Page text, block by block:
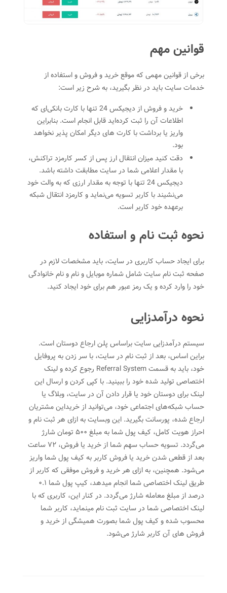
قوانین مهم
برخی از قوانین مهمی که موقع خرید و فروش و استفاده از
خدمات سایت باید در نظر بگیرید، به شرح زیر است:
خرید و فروش از دیجیکس 24 تنها با کارت بانکی‌ای که
اطلاعات آن را ثبت کرده‌اید قابل انجام است. بنابراین
واریز یا برداشت با کارت های دیگر امکان پذیر نخواهد
بود.
دقت کنید میزان انتقال ارز پس از کسر کارمزد تراکنش،
با مقدار اعلامی شما در سایت مطابقت داشته باشد.
دیجیکس 24 تنها با توجه به مقدار ارزی که به والت خود
می‌نشیند با کاربر تسویه می‌نماید و کارمزد انتقال شبکه
برعهده خود کاربر است.
نحوه ثبت ‌نام و استفاده
برای ایجاد حساب کاربری در سایت، باید مشخصات لازم در
صفحه ثبت ‌نام سایت شامل شماره موبایل و نام و نام خانوادگی
خود را وارد کرده و یک رمز عبور هم برای خود ‌ایجاد کنید.
نحوه درآمدزایی
سیستم درآمدزایی سایت براساس پلن ارجاع دوستان است.
براین اساس، بعد از ثبت نام در سایت، با سر زدن به پروفایل
خود، باید به قسمت Referral System رجوع کرده و لینک
اختصاصی تولید شده خود را ببینید. با کپی کردن و ارسال‌ این
لینک برای دوستان خود یا قرار دادن آن در سایت، وبلاگ یا
حساب شبکه‌های اجتماعی خود، می‌توانید از خرید‌این مشتریان
ارجاع شده، پورسانت بگیرید.‌ این وبسایت به ازای هر ثبت نام و
احراز هویت کامل، کیف پول شما به مبلغ ۵۰۰ تومان شارژ
می‌گردد. تسویه حساب سهم شما از خرید یا فروش، ۷۲ ساعت
بعد از قطعی شدن خرید یا فروش کاربر به کیف پول شما واریز
می‌شود. همچنین، به ازای هر خرید و فروش موفقی که کاربر از
طریق لینک اختصاصی شما انجام میدهد، کیپ پول شما ۰.۱
درصد از مبلغ معامله شارژ می‌گردد. در کنار این، کاربری که با
لینک اختصاصی شما در سایت ثبت نام مینماید، کاربر شما
محسوب شده و کیف پول شما بصورت همیشگی از خرید و
فروش های آن کاربر شارژ می‌شود.